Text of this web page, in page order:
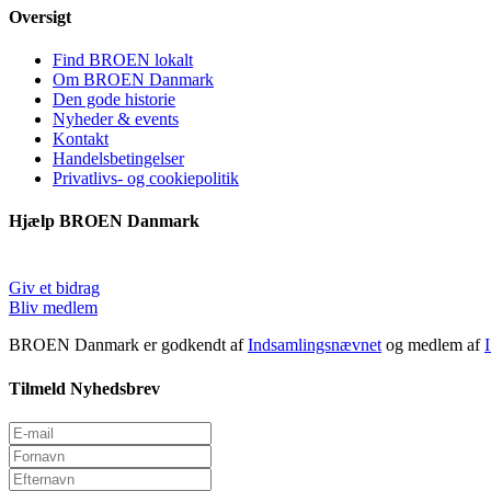
Oversigt
Find BROEN lokalt
Om BROEN Danmark
Den gode historie
Nyheder & events
Kontakt
Handelsbetingelser
Privatlivs- og cookiepolitik
Hjælp BROEN Danmark
Giv et bidrag
Bliv medlem
BROEN Danmark er godkendt afIndsamlingsnævnetog medlem af
Tilmeld Nyhedsbrev